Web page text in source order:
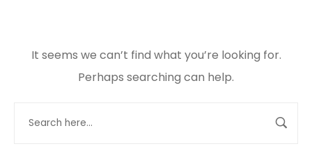
It seems we can’t find what you’re looking for.
Perhaps searching can help.